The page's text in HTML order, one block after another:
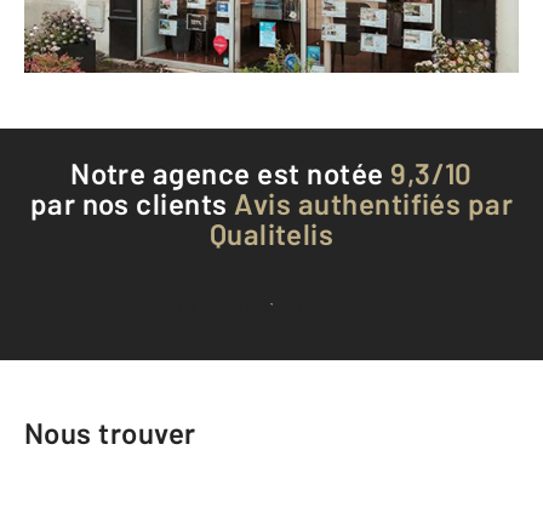
Téléphoner à l'agence
Notre agence est notée 9,3/10
par nos clients Avis authentifiés par
Qualitelis
Voir tous les avis clients
Nous trouver